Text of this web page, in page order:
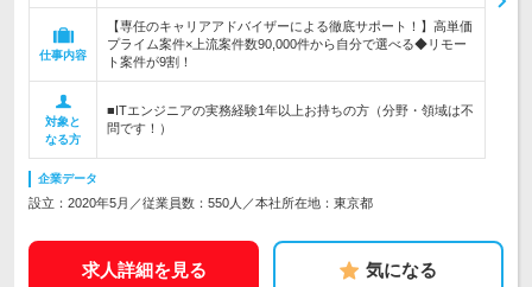
仕事内容
【専任のキャリアアドバイザーによる徹底サポート！】高単価
プライム案件×上流案件数90,000件から自分で選べる◆リモー
ト案件が9割！
対象と
なる方
■ITエンジニアの実務経験1年以上お持ちの方（分野・領域は不
問です！）
企業データ
設立：2020年5月／従業員数：550人／本社所在地：東京都
求人詳細を見る 気になる